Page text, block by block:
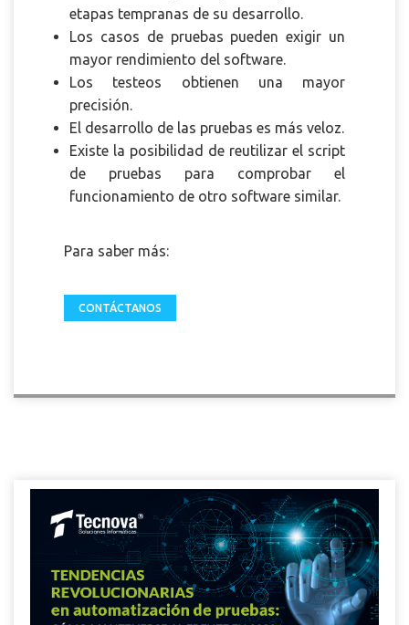
etapas tempranas de su desarrollo.
Los casos de pruebas pueden exigir un
mayor rendimiento del software.
Los testeos obtienen una mayor
precisión.
El desarrollo de las pruebas es más veloz.
Existe la posibilidad de reutilizar el script
de pruebas para comprobar el
funcionamiento de otro software similar.
Para saber más:
CONTÁCTANOS